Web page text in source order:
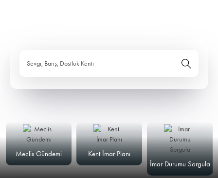
Sevgi, Barış, Dostluk Kenti
Meclis Gündemi
Kent İmar Planı
İmar Durumu Sorgula